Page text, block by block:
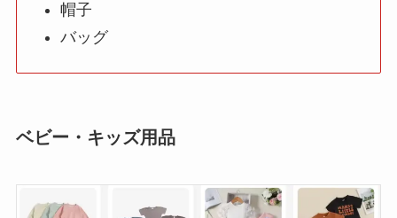
帽子
バッグ
ベビー・キッズ用品